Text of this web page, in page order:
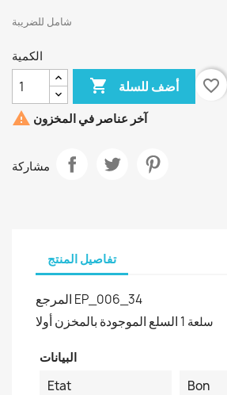
شامل للضريبة
الكمية
 أضف للسلة
favorite_border
 آخر عناصر في المخزون
مشاركة
تفاصيل المنتج
المرجع EP_006_34
السلع الموجودة بالمخزن أولا 1 سلعة
البيانات
Etat
Bon